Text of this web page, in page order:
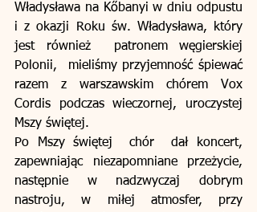
Władysława na Kőbanyi w dniu odpustu
i z okazji Roku św. Władysława, który
jest również  patronem węgierskiej
Polonii,  mieliśmy przyjemność śpiewać
razem z warszawskim chórem Vox
Cordis podczas wieczornej, uroczystej
Mszy świętej.
Po Mszy świętej  chór  dał koncert,
zapewniając niezapomniane przeżycie,
następnie w nadzwyczaj dobrym
nastroju, w miłej atmosfer, przy